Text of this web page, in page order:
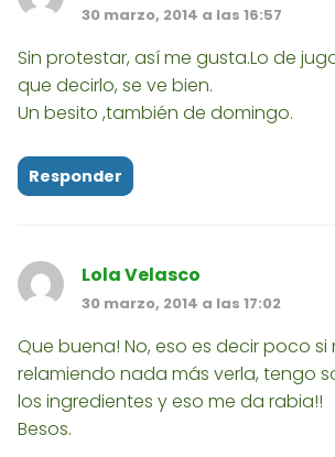
30 marzo, 2014 a las 16:57
Sin protestar, así me gusta.Lo de
que decirlo, se ve bien.
Un besito ,también de domingo.
Responder
Lola Velasco
30 marzo, 2014 a las 17:02
Que buena! No, eso es decir poco si
relamiendo nada más verla, tengo
los ingredientes y eso me da rabia!!
Besos.